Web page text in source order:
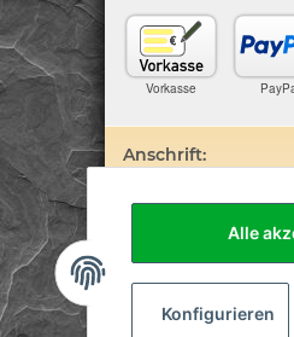
Alle
Konfigurieren
Vorkasse
Anschrift:
SteinZeitOase
Frau Karin Philippin
D-75391 Gechingen